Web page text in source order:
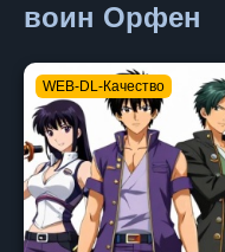
воин Орфен
WEB-DL-Качество